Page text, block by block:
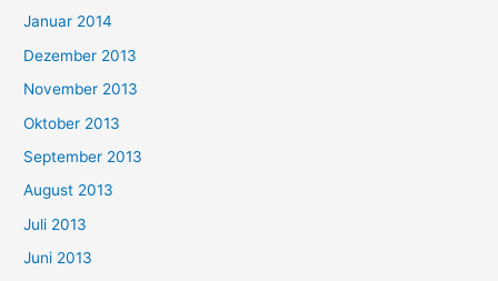
Januar 2014
Dezember 2013
November 2013
Oktober 2013
September 2013
August 2013
Juli 2013
Juni 2013